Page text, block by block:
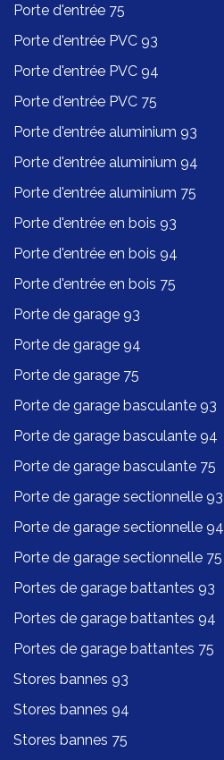
Porte d'entrée 75
Porte d'entrée PVC 93
Porte d'entrée PVC 94
Porte d'entrée PVC 75
Porte d'entrée aluminium 93
Porte d'entrée aluminium 94
Porte d'entrée aluminium 75
Porte d'entrée en bois 93
Porte d'entrée en bois 94
Porte d'entrée en bois 75
Porte de garage 93
Porte de garage 94
Porte de garage 75
Porte de garage basculante 93
Porte de garage basculante 94
Porte de garage basculante 75
Porte de garage sectionnelle 93
Porte de garage sectionnelle 94
Porte de garage sectionnelle 75
Portes de garage battantes 93
Portes de garage battantes 94
Portes de garage battantes 75
Stores bannes 93
Stores bannes 94
Stores bannes 75